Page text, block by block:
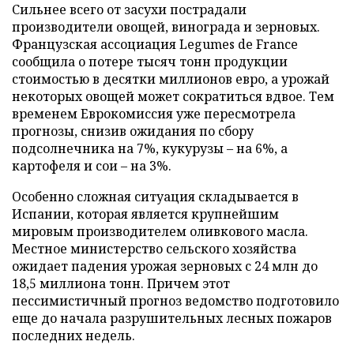
Сильнее всего от засухи пострадали
производители овощей, винограда и зерновых.
Французская ассоциация Legumes de France
сообщила о потере тысяч тонн продукции
стоимостью в десятки миллионов евро, а урожай
некоторых овощей может сократиться вдвое. Тем
временем Еврокомиссия уже пересмотрела
прогнозы, снизив ожидания по сбору
подсолнечника на 7%, кукурузы – на 6%, а
картофеля и сои – на 3%.
Особенно сложная ситуация складывается в
Испании, которая является крупнейшим
мировым производителем оливкового масла.
Местное министерство сельского хозяйства
ожидает падения урожая зерновых с 24 млн до
18,5 миллиона тонн. Причем этот
пессимистичный прогноз ведомство подготовило
еще до начала разрушительных лесных пожаров
последних недель.